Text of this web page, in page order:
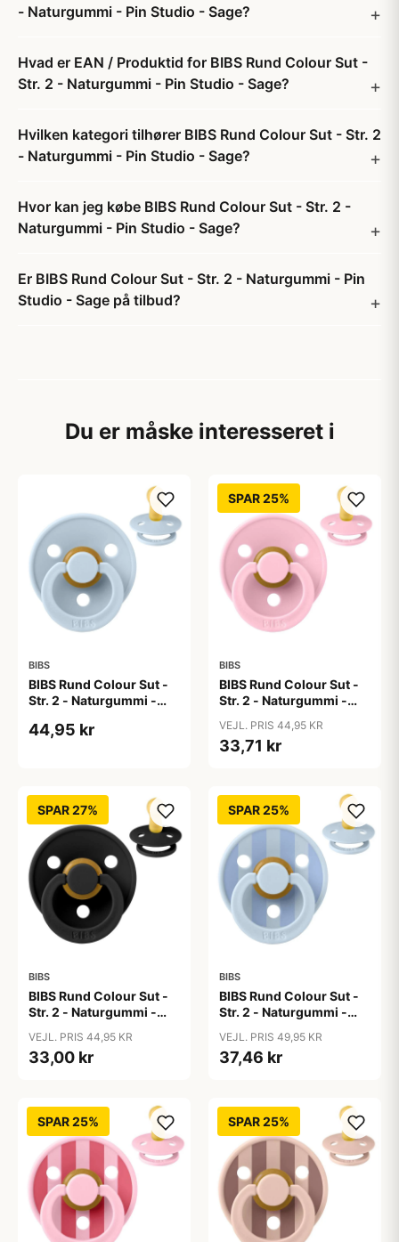
- Naturgummi - Pin Studio - Sage?
Hvad er EAN / Produktid for BIBS Rund Colour Sut -
Str. 2 - Naturgummi - Pin Studio - Sage?
Hvilken kategori tilhører BIBS Rund Colour Sut - Str. 2
- Naturgummi - Pin Studio - Sage?
Hvor kan jeg købe BIBS Rund Colour Sut - Str. 2 -
Naturgummi - Pin Studio - Sage?
Er BIBS Rund Colour Sut - Str. 2 - Naturgummi - Pin
Studio - Sage på tilbud?
Du er måske interesseret i
BIBS
BIBS Rund Colour Sut -
Str. 2 - Naturgummi -
44,95 kr
SPAR 25%
BIBS
BIBS Rund Colour Sut -
Str. 2 - Naturgummi -
VEJL. PRIS 44,95 KR
33,71 kr
SPAR 27%
BIBS
BIBS Rund Colour Sut -
Str. 2 - Naturgummi -
VEJL. PRIS 44,95 KR
33,00 kr
SPAR 25%
BIBS
BIBS Rund Colour Sut -
Str. 2 - Naturgummi -
Blue/Dusty Blue
VEJL. PRIS 49,95 KR
37,46 kr
SPAR 25% SPAR 25%